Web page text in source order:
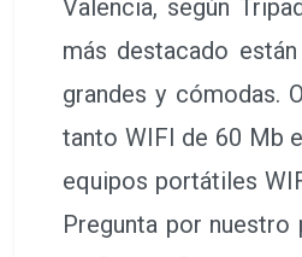
Ciudad de las
facilita una conexión
ciudad en
así como con el
clientes nos valoran
hoteles más